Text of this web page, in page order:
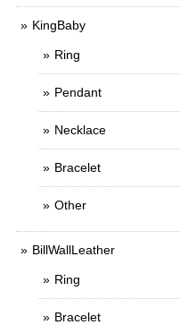
KingBaby
Ring
Pendant
Necklace
Bracelet
Other
BillWallLeather
Ring
Bracelet